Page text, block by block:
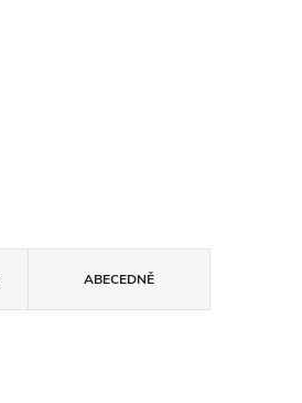
ABECEDNĚ